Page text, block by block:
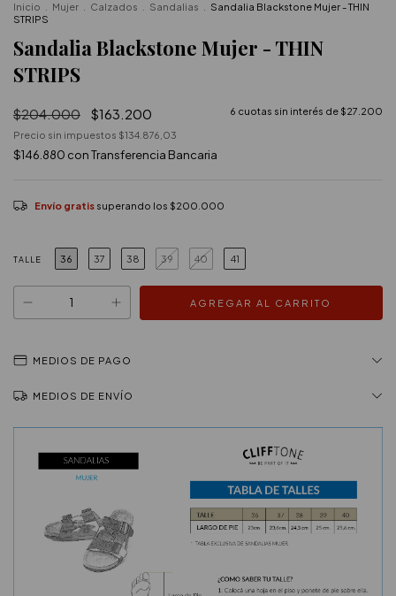
Inicio Mujer Calzados Sandalias
Sandalia Blackstone Mujer - THIN
STRIPS
Sandalia Blackstone Mujer - THIN
STRIPS
$204.000 $163.200 6 cuotas sin interés de $27.200
Precio sin impuestos $134.876,03
$146.880 conTransferencia Bancaria
Envío gratis superando los $200.000
TALLE 36 37 38 39 40 41
MEDIOS DE PAGO
MEDIOS DE ENVÍO